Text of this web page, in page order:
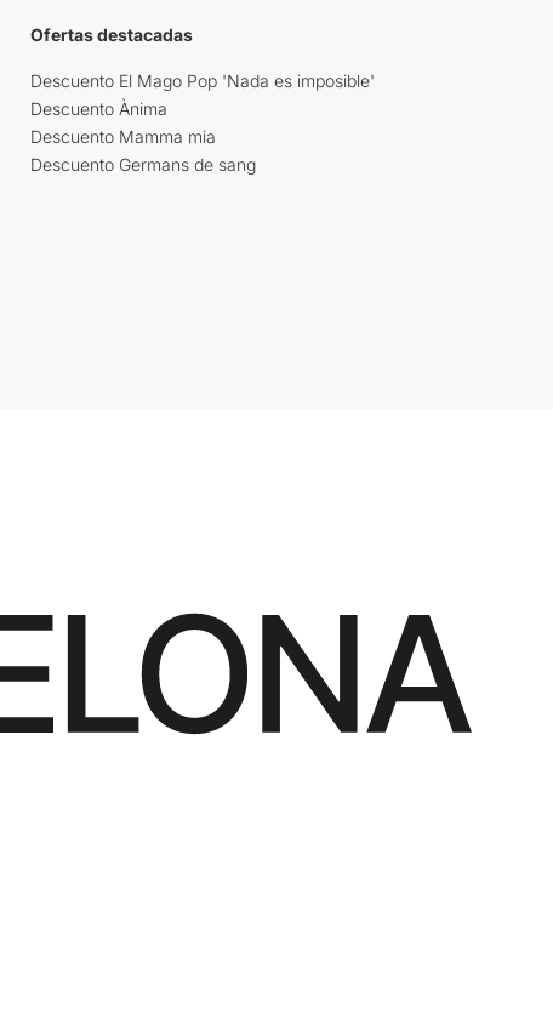
Ofertas destacadas
Descuento El Mago Pop 'Nada es imposible'
Descuento Ànima
Descuento Mamma mia
Descuento Germans de sang